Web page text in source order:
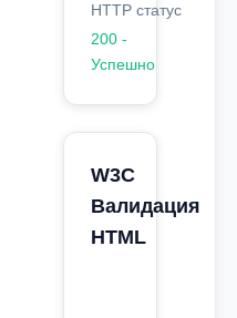
HTTP статус
200 -
Успешно
W3C
Валидация
HTML